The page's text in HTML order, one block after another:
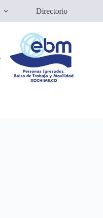
Directorio